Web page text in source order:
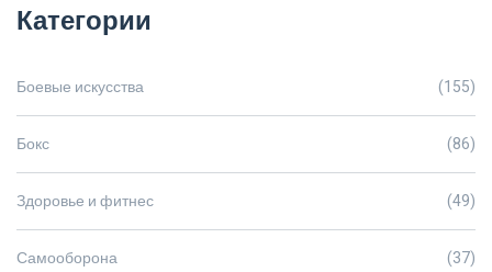
Категории
Боевые искусства (155)
Бокс (86)
Здоровье и фитнес (49)
Самооборона (37)